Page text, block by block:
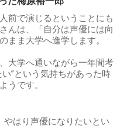
前で演じるということにも
んは、「自分は声優には向
まま大学へ進学します。
大学へ通いながら一年間考
”という気持ちがあった時
うです。
はり声優になりたいとい